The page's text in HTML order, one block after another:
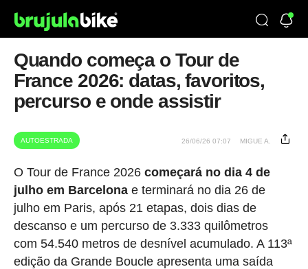
Quando começa o Tour de
France 2026: datas, favoritos,
percurso e onde assistir
AUTOESTRADA 26/06/26 07:07 MIGUE A.
O Tour de France 2026 começará no dia 4 de
julho em Barcelonae terminará no dia 26 de
julho em Paris, após 21 etapas, dois dias de
descanso e um percurso de 3.333 quilômetros
com 54.540 metros de desnível acumulado. A 113ª
edição da Grande Boucle apresenta uma saída